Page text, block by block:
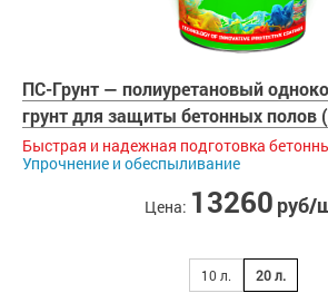
ПС-Грунт — полиуретановый
грунт для защиты бетонных полов
Быстрая и надежная подготовка
Упрочнение и обеспыливание
Цена: 13260 руб/
10 л. 20 л.